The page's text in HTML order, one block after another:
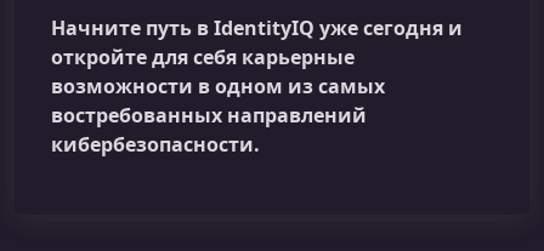
Начните путь в IdentityIQ уже сегодня и
откройте для себя карьерные
возможности в одном из самых
востребованных направлений
кибербезопасности.